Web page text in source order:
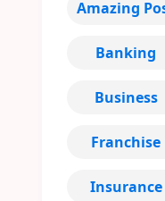
Amazing
Banking
Business
Franchise
Insurance